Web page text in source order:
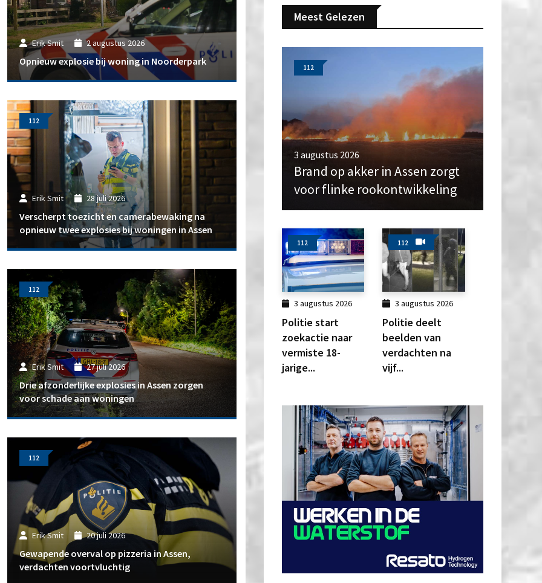
Erik Smit 2 augustus 2026
Opnieuw explosie bij woning in Noorderpark
Erik Smit 28 juli 2026
Verscherpt toezicht en camerabewaking na
opnieuw twee explosies bij woningen in Assen
112
Erik Smit 27 juli 2026
Drie afzonderlijke explosies in Assen zorgen
voor schade aan woningen
112
Erik Smit 20 juli 2026
Gewapende overval op pizzeria in Assen,
verdachten voortvluchtig
112
Meest Gelezen
112
3 augustus 2026
Brand op akker in Assen zorgt
voor flinke rookontwikkeling
112
3 augustus 2026
Politie start
zoekactie naar
vermiste 18-
jarige...
112
3 augustus 2026
Politie deelt
beelden van
verdachten na
vijf...